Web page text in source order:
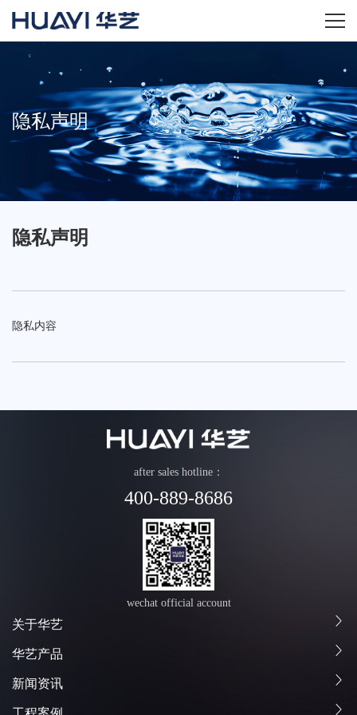
关于华艺
华艺产品
新闻资讯
招商加盟
经销商专区
联系我们
隐私声明
隐私声明
隐私内容
after sales hotline：
400-889-8686
wechat official account
关于华艺
华艺产品
新闻资讯